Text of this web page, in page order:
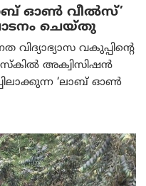
ഓൺ വീൽസ്’
ചെയ്തു
വകുപ്പിന്റെ
അക്വിസിഷൻ
‘ലാബ് ഓൺ